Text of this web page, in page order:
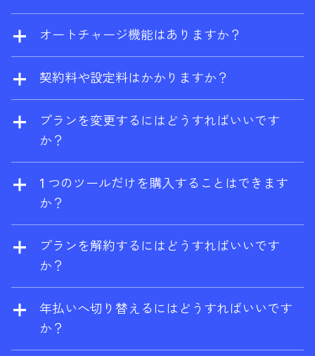
およびサイト監査を一定回数まで無料で利用
Visa、Mastercard、American Express、
UnionPay がご利用いただけます。エンタープ
にも対応しています。
オートチャージ機能はありますか？
前払いを選択していない場合、追加ユーザー
は自動的に従量課金となります。また、追加
と、消費量がプランの上限を超えた場合に自
動的に課金されます。
契約料や設定料はかかりますか？
契約料や設定料は一切かかりません。いつで
もプランの変更や解約が可能です。
プランを変更するにはどうすればいいです
か？
アカウント設定からいつでもアップグレー
ド、ダウングレードが可能です。アップグレ
ードは直ちに有効となり、ダウングレードお
となります。
1 つのツールだけを購入することはできます
か？
はい、ブランドレーダーはスタンドアロンツ
ールとしてご利用いただけます。ご購入いた
だくと、Ahrefs Free アカウントも同時に取得
プランを解約するにはどうすればいいです
か？
解約はアカウント設定からいつでも可能で
す。解約しても、契約期間が終了するまで
は、そのプランを利用することができます。
年払いへ切り替えるにはどうすればいいです
か？
お手数ですが、サポートチーム